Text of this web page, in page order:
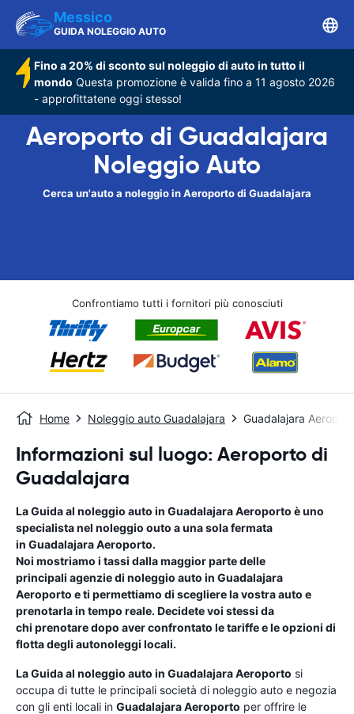
Messico
GUIDA NOLEGGIO AUTO
Fino a 20% di sconto sul noleggio di auto in tutto il
mondo Questa promozione è valida fino a 11 agosto 2026
- approfittatene oggi stesso!
Aeroporto di Guadalajara
Noleggio Auto
Cerca un'auto a noleggio in Aeroporto di Guadalajara
Confrontiamo tutti i fornitori più conosciuti
Home Noleggio auto Guadalajara Guadalajara
Informazioni sul luogo: Aeroporto di
Guadalajara
La Guida al noleggio auto in Guadalajara Aeroporto è uno
specialista nel noleggio outo a una sola fermata
in Guadalajara Aeroporto.
Noi mostriamo i tassi dalla maggior parte delle
principali agenzie di noleggio auto in Guadalajara
Aeroporto e ti permettiamo di scegliere la vostra auto e
prenotarla in tempo reale. Decidete voi stessi da
chi prenotare dopo aver confrontato le tariffe e le opzioni di
flotta degli autonoleggi locali.
La Guida al noleggio auto in Guadalajara Aeroporto si
occupa di tutte le principali società di noleggio auto e negozia
con gli enti locali in Guadalajara Aeroporto per offrire le